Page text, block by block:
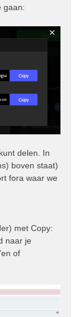
gaan:
delen. In
boven staat)
fora waar we
met Copy:
naar je
of